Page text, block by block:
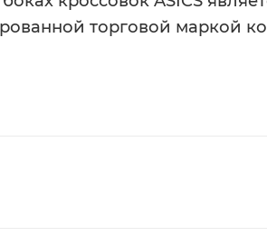
торговой маркой